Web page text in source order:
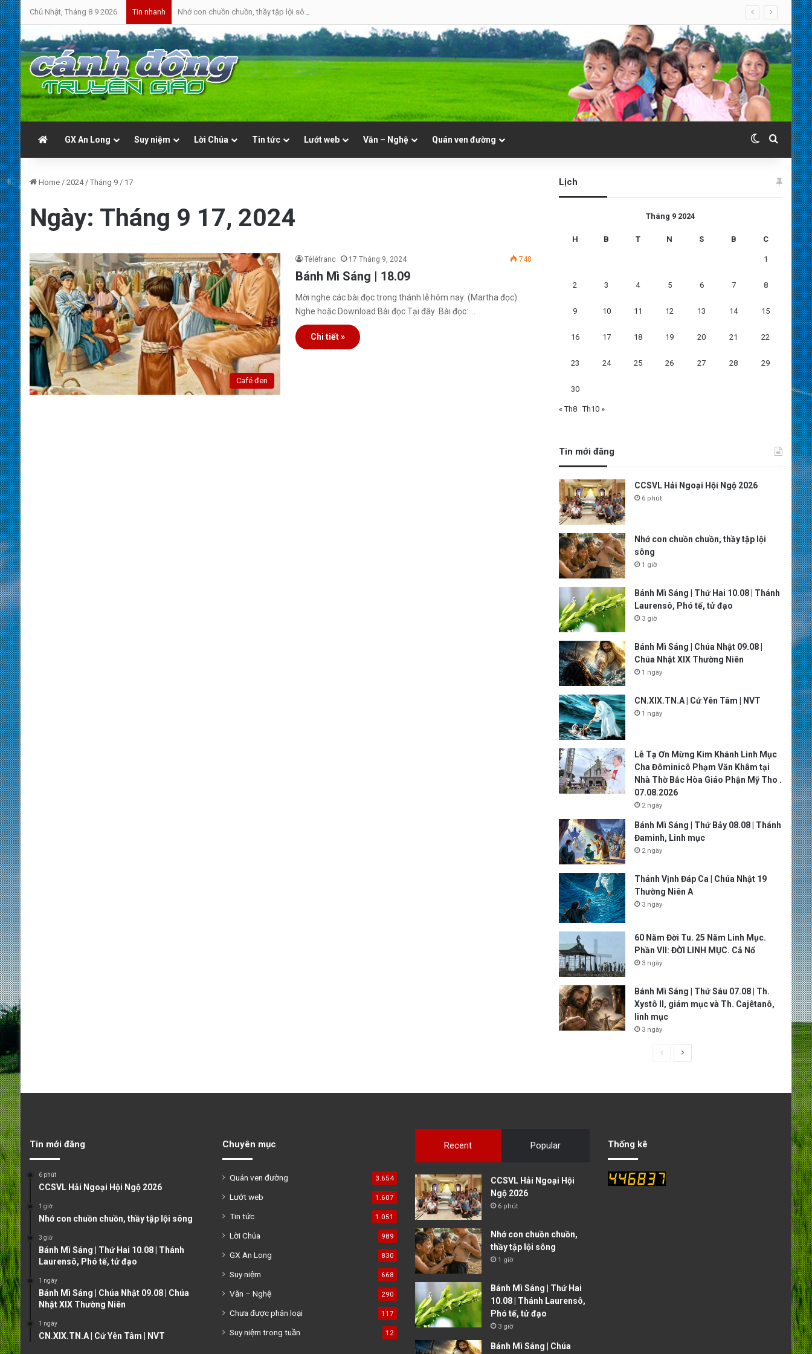
Chủ Nhật, Tháng 8 9 2026 Tin nhanh Nhớ con chuồn chuồn, thầy tập lội sông
GX An Long Suy niệm Lời Chúa Tin tức Lướt web Văn – Nghệ Quán ven đường Switch skin
Search
Home / 2024 / Tháng 9 / 17
Ngày: Tháng 9 17, 2024
Café đen
Téléfranc 17 Tháng 9, 2024 748
Bánh Mì Sáng | 18.09
Mời nghe các bài đọc trong thánh lễ hôm nay: (Martha đọc)
Nghe hoặc Download Bài đọc Tại đây Bài đọc: …
Chi tiết »
Lịch
Tháng 9 2024
H B T N S B C
1
2 3 4 5 6 7 8
9 10 11 12 13 14 15
16 17 18 19 20 21 22
23 24 25 26 27 28 29
30
« Th8 Th10 »
Tin mới đăng
CCSVL Hải Ngoại Hội Ngộ 2026
6 phút
Nhớ con chuồn chuồn, thầy tập lội
sông
1 giờ
Bánh Mì Sáng | Thứ Hai 10.08 | Thánh
Laurensô, Phó tế, tử đạo
3 giờ
Bánh Mì Sáng | Chúa Nhật 09.08 |
Chúa Nhật XIX Thường Niên
1 ngày
CN.XIX.TN.A | Cứ Yên Tâm | NVT
1 ngày
Lễ Tạ Ơn Mừng Kim Khánh Linh Mục
Cha Đôminicô Phạm Văn Khâm tại
Nhà Thờ Bắc Hòa Giáo Phận Mỹ Tho .
07.08.2026
2 ngày
Bánh Mì Sáng | Thứ Bảy 08.08 | Thánh
Đaminh, Linh mục
2 ngày
Thánh Vịnh Đáp Ca | Chúa Nhật 19
Thường Niên A
3 ngày
60 Năm Đời Tu. 25 Năm Linh Mục.
Phần VII: ĐỜI LINH MỤC. Cả Nổ
3 ngày
Bánh Mì Sáng | Thứ Sáu 07.08 | Th.
Xystô II, giám mục và Th. Cajêtanô,
linh mục
3 ngày
s
p
Tin mới đăng
6 phút
CCSVL Hải Ngoại Hội Ngộ 2026
1 giờ
Nhớ con chuồn chuồn, thầy tập lội sông
3 giờ
Bánh Mì Sáng | Thứ Hai 10.08 | Thánh
Laurensô, Phó tế, tử đạo
1 ngày
Bánh Mì Sáng | Chúa Nhật 09.08 | Chúa
Nhật XIX Thường Niên
1 ngày
CN.XIX.TN.A | Cứ Yên Tâm | NVT
Chuyên mục
Quán ven đường 3.654
Lướt web 1.607
Tin tức 1.051
Lời Chúa 989
GX An Long 830
Suy niệm 668
Văn – Nghệ 290
Chưa được phân loại 117
Suy niệm trong tuần 12
Recent Popular
CCSVL Hải Ngoại Hội
Ngộ 2026
6 phút
Nhớ con chuồn chuồn,
thầy tập lội sông
1 giờ
Bánh Mì Sáng | Thứ Hai
10.08 | Thánh Laurensô,
Phó tế, tử đạo
3 giờ
Bánh Mì Sáng | Chúa
Thống kê